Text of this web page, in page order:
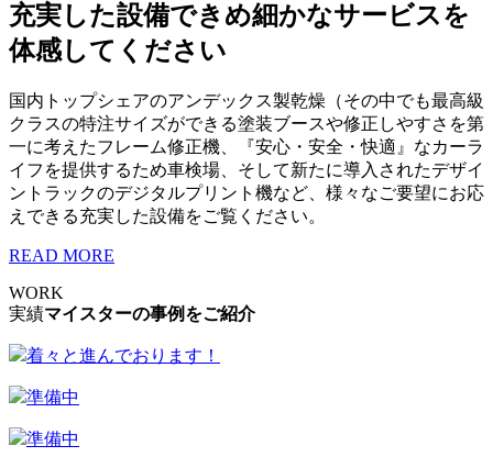
充実した設備できめ細かなサービスを
体感してください
国内トップシェアのアンデックス製乾燥（その中でも最高級
クラスの特注サイズができる塗装ブースや修正しやすさを第
一に考えたフレーム修正機、『安心・安全・快適』なカーラ
イフを提供するため車検場、そして新たに導入されたデザイ
ントラックのデジタルプリント機など、様々なご要望にお応
えできる充実した設備をご覧ください。
READ MORE
WORK
実績マイスターの事例をご紹介
着々と進んでおります！
準備中
準備中